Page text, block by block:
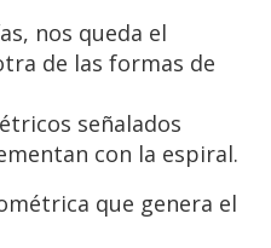
nos queda el
de las formas de
señalados
con la espiral.
que genera el